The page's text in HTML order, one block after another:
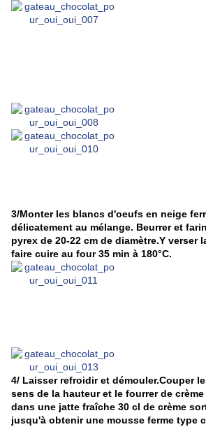
3/Monter les blancs d'oeufs en neige
délicatement au mélange. Beurrer et
pyrex de 20-22 cm de diamètre.Y verser
faire cuire au four 35 min à 180°C.
4/ Laisser refroidir et démouler.Couper
sens de la hauteur et le fourrer de
dans une jatte fraîche 30 cl de crème
jusqu'à obtenir une mousse ferme type